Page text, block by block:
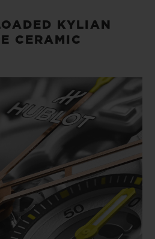
toujours tournée
puissant : croire en soi,
et tracer sa propre
une règle qui a
de prodige à icône
toute une génération à
et à ne
son premier but
une décennie s’est
KYLIAN
CERAMIC